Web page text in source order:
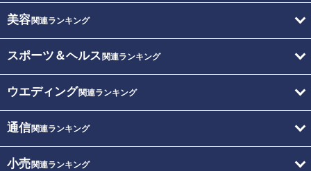
美容関連ランキング
スポーツ＆ヘルス 関連ランキング
ウエディング関連ランキング
通信関連ランキング
小売関連ランキング